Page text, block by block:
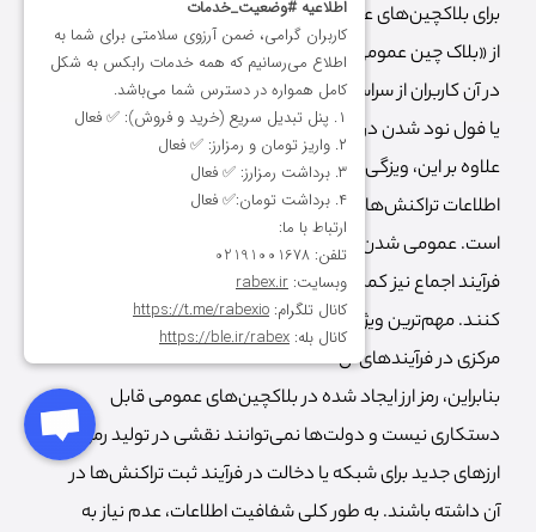
برای بلاکچین‌های عمومی صدق می‌کند. به صورت کلی منظور
از «بلاک چین عمومی» (Public Blockchain) بلاکچینی است که
در آن کاربران از سراسر دنیا می‌توانند فعالیت کنند و برای ماینر
یا فول نود شدن در آن نیازی به اجازه گرفتن از کسی نیست.
علاوه بر این، ویزگی مهم دیگر بلاکچین عمومی انتشار عمومی
اطلاعات تراکنش‌ها و دسترسی همه کاربران به این اطلاعات
است. عمومی شدن اطلاعات علاوه بر شفافیت به کاربران در
فرآیند اجماع نیز کمک می‌کند تا اطلاعات تراکنش‌ها را تایید
کنند. مهم‌ترین ویژگی بلاکچین عمومی عدم دخالت نهاد
مرکزی در فرآیندهای آن است.
بنابراین، رمز ارز ایجاد شده در بلاکچین‌های عمومی قابل
دستکاری نیست و دولت‌ها نمی‌توانند نقشی در تولید رمز
ارزهای جدید برای شبکه یا دخالت در فرآیند ثبت تراکنش‌ها در
آن داشته باشند. به طور کلی شفافیت اطلاعات، عدم نیاز به